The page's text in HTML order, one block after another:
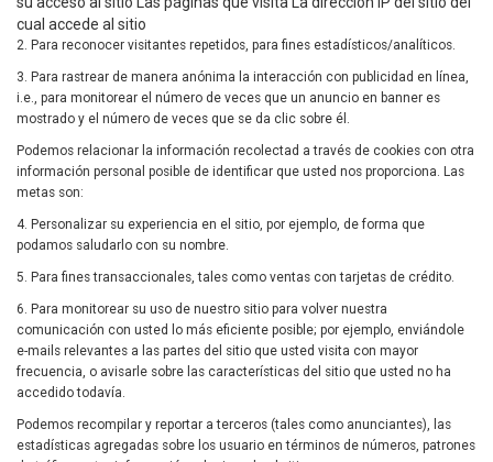
cual accede al sitio
2. Para reconocer visitantes repetidos, para fines estadísticos/analíticos.
3. Para rastrear de manera anónima la interacción con publicidad en línea,
i.e., para monitorear el número de veces que un anuncio en banner es
mostrado y el número de veces que se da clic sobre él.
Podemos relacionar la información recolectad a través de cookies con otra
información personal posible de identificar que usted nos proporciona. Las
metas son:
4. Personalizar su experiencia en el sitio, por ejemplo, de forma que
podamos saludarlo con su nombre.
5. Para fines transaccionales, tales como ventas con tarjetas de crédito.
6. Para monitorear su uso de nuestro sitio para volver nuestra
comunicación con usted lo más eficiente posible; por ejemplo, enviándole
e-mails relevantes a las partes del sitio que usted visita con mayor
frecuencia, o avisarle sobre las características del sitio que usted no ha
accedido todavía.
Podemos recompilar y reportar a terceros (tales como anunciantes), las
estadísticas agregadas sobre los usuario en términos de números, patrones